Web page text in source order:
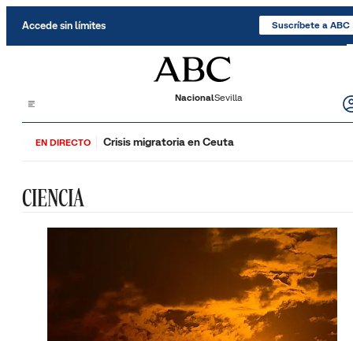
Accede sin límites Suscríbete a ABC
NacionalSevilla
EN DIRECTO Crisis migratoria en Ceuta
CIENCIA